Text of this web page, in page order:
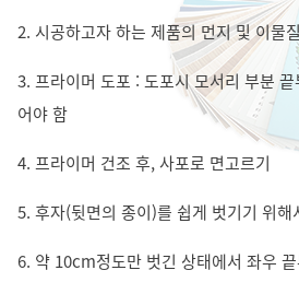
2. 시공하고자 하는 제품의 먼지 및 이물
3. 프라이머 도포 : 도포시 모서리 부분
어야 함
4. 프라이머 건조 후, 사포로 면고르기
5. 후자(뒷면의 종이)를 쉽게 벗기기 위해
6. 약 10cm정도만 벗긴 상태에서 좌우 끝